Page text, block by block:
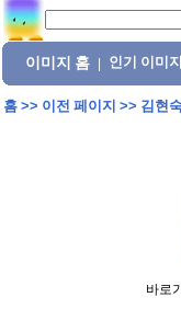
이미지 홈 인기 이미지
홈>> 이전 페이지 >> 김현
바로